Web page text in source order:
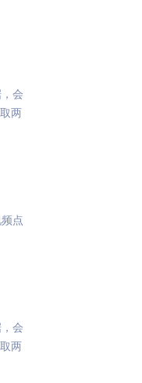
会
两
点
会
两